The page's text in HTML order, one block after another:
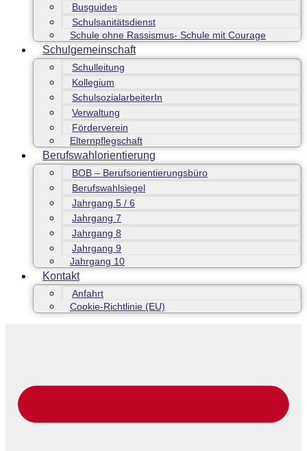
Busguides
Schulsanitätsdienst
Schule ohne Rassismus- Schule mit Courage
Schulgemeinschaft
Schulleitung
Kollegium
SchulsozialarbeiterIn
Verwaltung
Förderverein
Elternpflegschaft
Berufswahlorientierung
BOB – Berufsorientierungsbüro
Berufswahlsiegel
Jahrgang 5 / 6
Jahrgang 7
Jahrgang 8
Jahrgang 9
Jahrgang 10
Kontakt
Anfahrt
Cookie-Richtlinie (EU)